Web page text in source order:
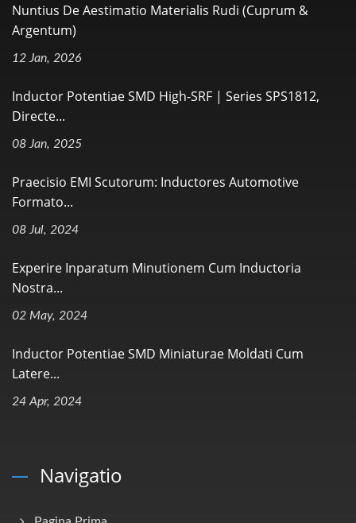
Nuntius De Aestimatio Materialis Rudi (Cuprum &
Argentum)
12 Jan, 2026
Inductor Potentiae SMD High-SRF | Series SPS1812,
Directe...
08 Jan, 2025
Praecisio EMI Scutorum: Inductores Automotive
Formato...
08 Jul, 2024
Experire Inparatum Minutionem Cum Inductoria
Nostra...
02 May, 2024
Inductor Potentiae SMD Miniaturae Moldati Cum
Latere...
24 Apr, 2024
Navigatio